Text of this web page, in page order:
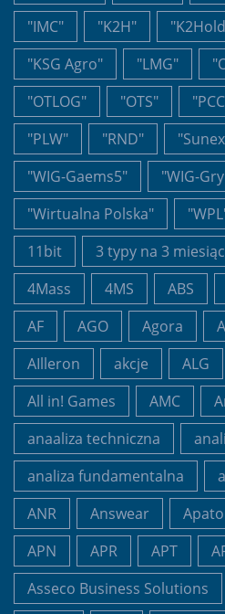
"IMC"
"K2H"
"KSG Agro"
"LMG"
"OTLOG"
"OTS"
"PLW"
"RND"
"WIG-Gaems5"
"WIG-
"Wirtualna Polska"
11bit
3 typy na 3
4Mass
4MS ABS
AF
AGO Agora
AIlleron
akcje ALG
All in! Games
AMC
anaaliza techniczna
analiza fundamentalna
ANR
Answear
APN
APR APT
Asseco Business Solutions